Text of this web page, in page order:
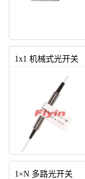
1x1 机械式光开关
1×N 多路光开关